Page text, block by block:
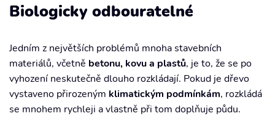
Biologicky odbouratelné
Jedním z největších problémů mnoha stavebních
materiálů, včetně betonu, kovu a plastů, je to, že se po
vyhození neskutečně dlouho rozkládají. Pokud je dřevo
vystaveno přirozeným klimatickým podmínkám, rozkládá
se mnohem rychleji a vlastně při tom doplňuje půdu.